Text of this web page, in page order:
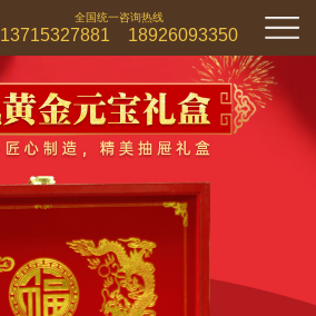
全国统一咨询热线
13715327881 18926093350